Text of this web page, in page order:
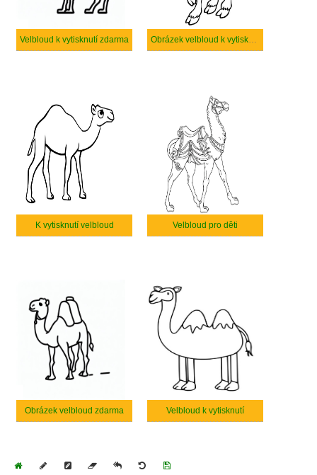
Velbloud k vytisknutí zdarma Obrázek velbloud k vytisknutí
K vytisknutí velbloud Velbloud pro děti
Obrázek velbloud zdarma Velbloud k vytisknutí